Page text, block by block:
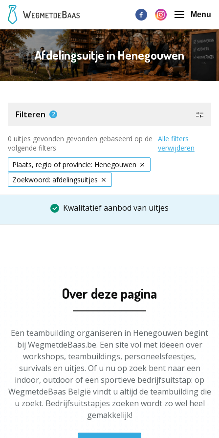
Menu
Afdelingsuitje in Henegouwen
Filteren 2
0 uitjes gevonden gevonden gebaseerd op de
volgende filters
Alle filters
verwijderen
Plaats, regio of provincie: Henegouwen
Zoekwoord: afdelingsuitjes
Kwalitatief aanbod van uitjes
Over deze pagina
Een teambuilding organiseren in Henegouwen begint
bij WegmetdeBaas.be. Een site vol met ideeën over
workshops, teambuildings, personeelsfeestjes,
survivals en uitjes. Of u nu op zoek bent naar een
indoor, outdoor of een sportieve bedrijfsuitstap: op
WegmetdeBaas België vindt u altijd de teambuilding die
u zoekt. Bedrijfsuitstapjes zoeken wordt zo wel heel
gemakkelijk!